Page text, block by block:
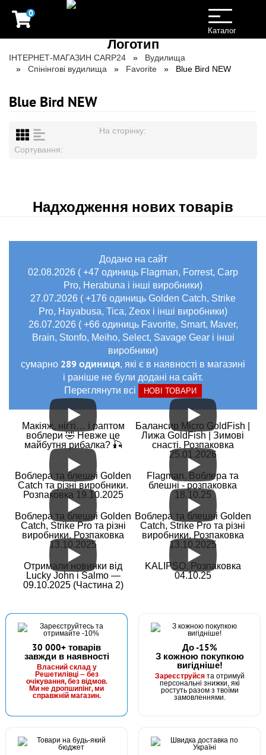
0
Toggle
navigation
Каталог
ІНТЕРНЕТ-МАГАЗИН CARP24
Вудилища
Спінінгові вудилища
Favorite Blue Bird NEW
Blue Bird NEW
На сторінку:
Сортування:
Надходження нових товарів
Додано на сайт
02.08.2026 ( +47 одиниць Flagman, Forrest, Carp
Pro, Herabuna і інші виробники)
27.07.2026 ( +176 одиниць Golden Catch, Strike
Pro, Hayabusa, Tica, Zeox і інші виробники)
26.07.2026 ( +66 одиниць Favorite, Smart, Maver,
Brain, Stonfo, Meiho, Select, Savage Gear і інші
виробники)
сумарно 289 одиниця, які є в наявності в магазині
і раніше не були додані на сайт.
Переглянути всі
НОВІ ТОВАРИ
Макіяж, нігті… і раптом
воблери 🤣 Невже це
майбутня рибалка? 🎣
Балансир Micro GoldFish |
Лижа GoldFish | Зимові
снасті. Розпаковка
25.01.2026
Воблера та блешні Golden
Catch та різні виробники.
Розпаковка 19.10.2025
Flagman. Воблера та
блешні - розпаковка
18.10.25
Воблера та блешні Golden
Catch, Strike Pro та різні
виробники. Розпаковка
13.10.2025
Воблера та блешні Golden
Catch, Strike Pro та різні
виробники. Розпаковка
13.10.2025
Отримали новинки від
Lucky John і Salmo —
09.10.2025 (Частина 2)
KALIPSO. Розпаковка
04.10.25
30 000+ товарів
завжди в наявності
Власний склад у
Решетилівці — без
очікування, без відмов.
Ми не дропшипінг, ми
справжній магазин.
До -15%
З кожною покупкою
вигідніше!
Зареєструйсята отримуй
персональні знижки, які
ростуть разом з твоїми
замовленнями.